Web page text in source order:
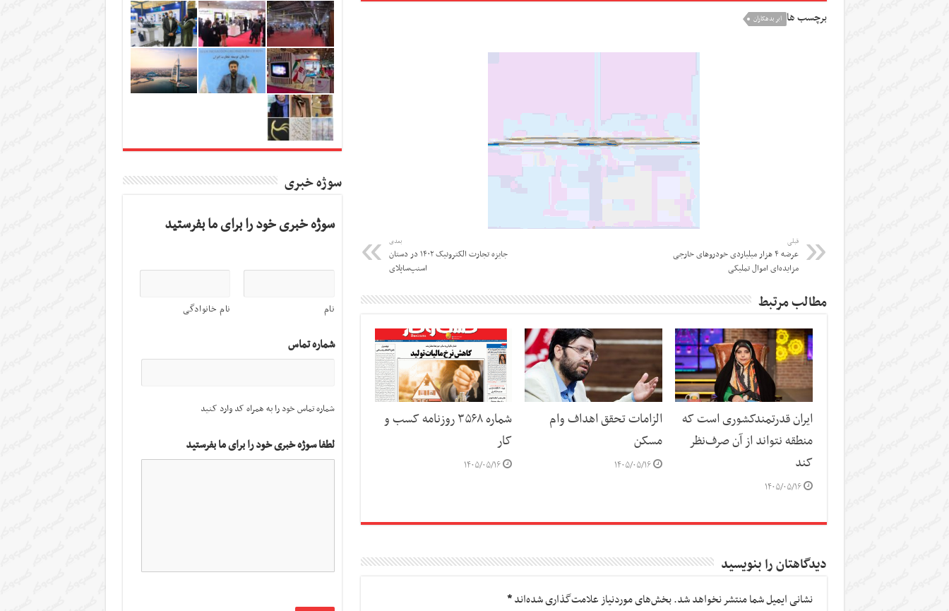
برچسب ها ابر بدهکاران
قبلی
عرضه ۴ هزار میلیاردی خودروهای خارجی
مزایده‌ای اموال تملیکی
بعدی
جایزه تجارت الکترونیک ۱۴۰۲ در دستان
اسنپ‌ساپلای
مطالب مرتبط
ایران قدرتمندکشوری است که
منطقه نتواند از آن صرف‌نظر
کند
۱۴۰۵/۰۵/۱۶
الزامات تحقق اهداف وام
مسکن
۱۴۰۵/۰۵/۱۶
شماره ۳۵۶۸ روزنامه کسب و
کار
۱۴۰۵/۰۵/۱۶
دیدگاهتان را بنویسید
نشانی ایمیل شما منتشر نخواهد شد.بخش‌های موردنیاز علامت‌گذاری شده‌اند*
سوژه خبری
سوژه خبری خود را برای ما بفرستید
نام نام خانوادگی
شماره تماس
شماره تماس خود را به همراه کد وارد کنید
لطفا سوژه خبری خود را برای ما بفرستید